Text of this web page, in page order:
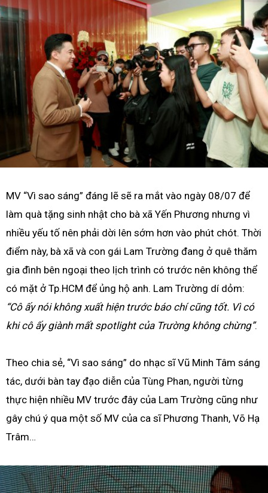
MV “Vì sao sáng” đáng lẽ sẽ ra mắt vào ngày 08/07 để
làm quà tặng sinh nhật cho bà xã Yến Phương nhưng vì
nhiều yếu tố nên phải dời lên sớm hơn vào phút chót. Thời
điểm này, bà xã và con gái Lam Trường đang ở quê thăm
gia đình bên ngoại theo lịch trình có trước nên không thể
có mặt ở Tp.HCM để ủng hộ anh. Lam Trường dí dỏm:
“Cô ấy nói không xuất hiện trước báo chí cũng tốt. Vì có
khi cô ấy giành mất spotlight của Trường không chừng”.
Theo chia sẻ, “Vì sao sáng” do nhạc sĩ Vũ Minh Tâm sáng
tác, dưới bàn tay đạo diễn của Tùng Phan, người từng
thực hiện nhiều MV trước đây của Lam Trường cũng như
gây chú ý qua một số MV của ca sĩ Phương Thanh, Võ Hạ
Trâm…